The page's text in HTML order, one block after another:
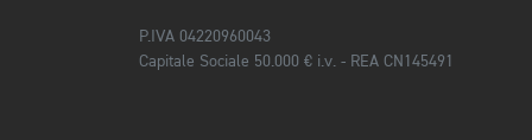
P.IVA 04220960043
Capitale Sociale 50.000 € i.v. - REA CN145491